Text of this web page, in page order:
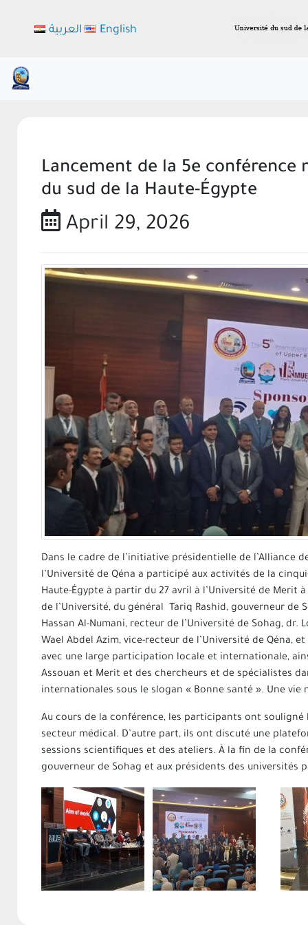
Lancement de la 5e
du sud de la Haute-Égypte
April 29, 2026
Dans le cadre de l’initiative présidentielle de l’Alliance
l’Université de Qéna a participé aux activités de la
Haute-Égypte à partir du 27 avril à l’Université de Merit
de l’Université, du général Tariq Rashid, gouverneur de
Hassan Al-Numani, recteur de l’Université de Sohag, dr.
Wael Abdel Azim, vice-recteur de l’Université de Qéna,
avec une large participation locale et internationale,
Assouan et Merit et des chercheurs et de spécialistes
internationales sous le slogan « Bonne santé ». Une vie
Au cours de la conférence, les participants ont
secteur médical. D’autre part, ils ont discuté une
sessions scientifiques et des ateliers. À la fin de la
gouverneur de Sohag et aux présidents des universités
العربية English